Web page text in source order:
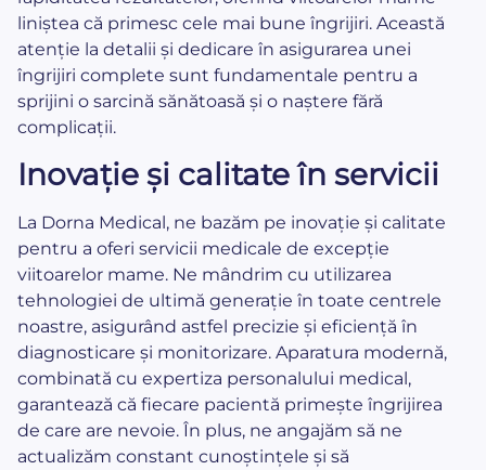
liniștea că primesc cele mai bune îngrijiri. Această
atenție la detalii și dedicare în asigurarea unei
îngrijiri complete sunt fundamentale pentru a
sprijini o sarcină sănătoasă și o naștere fără
complicații.
Inovație și calitate în servicii
La Dorna Medical, ne bazăm pe inovație și calitate
pentru a oferi servicii medicale de excepție
viitoarelor mame. Ne mândrim cu utilizarea
tehnologiei de ultimă generație în toate centrele
noastre, asigurând astfel precizie și eficiență în
diagnosticare și monitorizare. Aparatura modernă,
combinată cu expertiza personalului medical,
garantează că fiecare pacientă primește îngrijirea
de care are nevoie. În plus, ne angajăm să ne
actualizăm constant cunoștințele și să